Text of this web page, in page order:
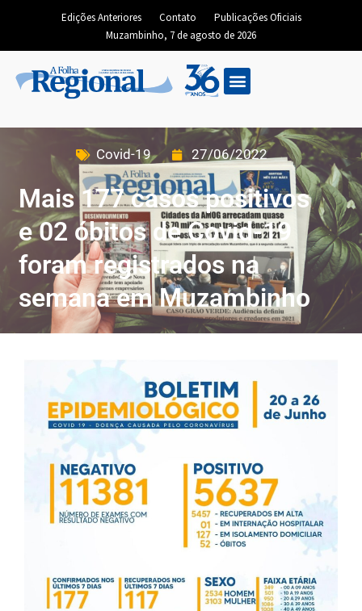
Edições Anteriores Contato
Publicações Oficiais
Muzambinho, 7 de agosto de 2026
Covid-19 27/06/2022
Mais 177 casos positivos
e 02 óbitos de Covid-19
foram registrados na
semana em Muzambinho